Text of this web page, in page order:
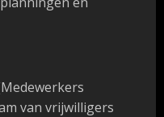
van vrijwilligers